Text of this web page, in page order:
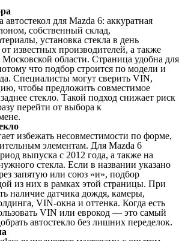
для Mazda 6: аккуратная
собственный склад,
установка стекла в день
известных производителей, а также
области. Страница удобна для
что подбор строится по модели и
Специалисты могут сверить VIN,
чтобы предложить совместимое
стекло. Такой подход снижает риск
перейти от выбора к
избежать несовместимости по форме,
элементам. Для Mazda 6
выпуска с 2012 года, а также на
стекла. Если в названии указано
запятую или союз «и», подбор
из них в рамках этой страницы. При
наличие датчика дождя, камеры,
VIN-окна и оттенка. Когда есть
VIN или еврокод — это самый
автостекло без лишних переделок.